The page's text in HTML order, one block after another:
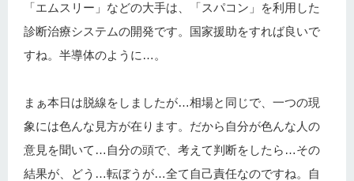
「エムスリー」などの大手は、「スパコン」を利用した
診断治療システムの開発です。国家援助をすれば良いで
すね。半導体のように…。
まぁ本日は脱線をしましたが…相場と同じで、一つの現
象には色んな見方が在ります。だから自分が色んな人の
意見を聞いて…自分の頭で、考えて判断をしたら…その
結果が、どう…転ぼうが…全て自己責任なのですね。自